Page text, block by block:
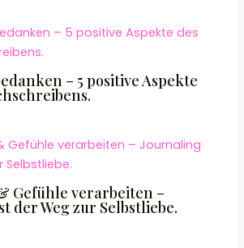
– 5 positive Aspekte
Gefühle verarbeiten –
der Weg zur Selbstliebe.